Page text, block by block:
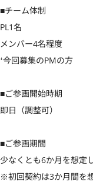
■チーム体制
PL1名
メンバー4名程度
⁺今回募集のPMの方
■ご参画開始時期
即日（調整可）
■ご参画期間
少なくとも6か月を想定
※初回契約は3か月間を